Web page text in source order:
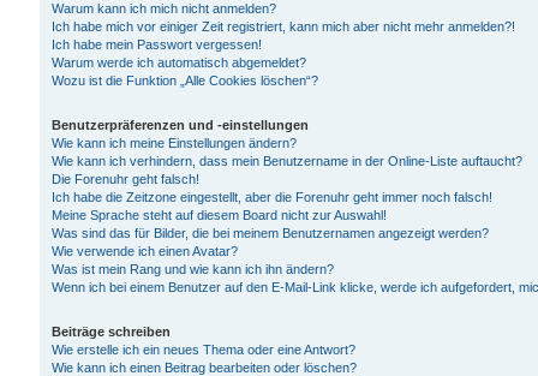
Warum kann ich mich nicht anmelden?
Ich habe mich vor einiger Zeit registriert, kann mich aber nicht mehr anmelden?!
Ich habe mein Passwort vergessen!
Warum werde ich automatisch abgemeldet?
Wozu ist die Funktion „Alle Cookies löschen“?
Benutzerpräferenzen und -einstellungen
Wie kann ich meine Einstellungen ändern?
Wie kann ich verhindern, dass mein Benutzername in der Online-Liste auftaucht?
Die Forenuhr geht falsch!
Ich habe die Zeitzone eingestellt, aber die Forenuhr geht immer noch falsch!
Meine Sprache steht auf diesem Board nicht zur Auswahl!
Was sind das für Bilder, die bei meinem Benutzernamen angezeigt werden?
Wie verwende ich einen Avatar?
Was ist mein Rang und wie kann ich ihn ändern?
Wenn ich bei einem Benutzer auf den E-Mail-Link klicke, werde ich aufgefordert,
Beiträge schreiben
Wie erstelle ich ein neues Thema oder eine Antwort?
Wie kann ich einen Beitrag bearbeiten oder löschen?